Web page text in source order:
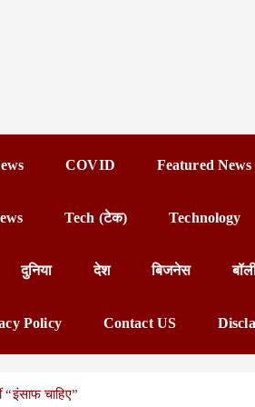
COVID Featured News
Tech (टेक) Technology
दुनिया देश बिजनेस
Policy Contact US
“इंसाफ चाहिए”